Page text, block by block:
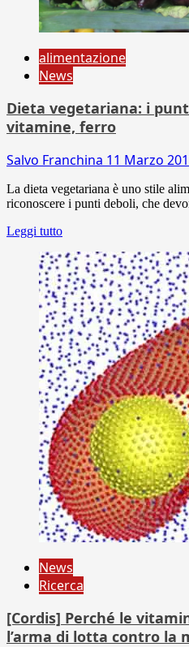
alimentazione
News
Dieta vegetariana: i
vitamine, ferro
Salvo Franchina 11 Marzo
La dieta vegetariana è uno stile
riconoscere i punti deboli, che
Leggi tutto
News
Ricerca
[Cordis] Perché le
l’arma di lotta contro la